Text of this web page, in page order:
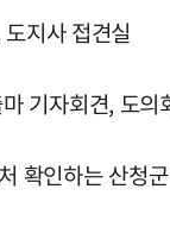
지사 접견실
기자회견, 도의
인하는 산청